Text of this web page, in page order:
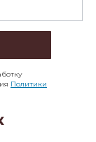
Политики